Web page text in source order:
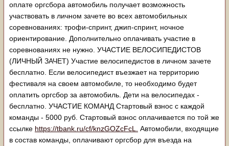
оплате оргсбора автомобиль получает возможность
участвовать в личном зачете во всех автомобильных
соревнованиях: трофи-спринт, джип-спринт, ночное
ориентирование. Дополнительно оплачивать участие в
соревнованиях не нужно. УЧАСТИЕ ВЕЛОСИПЕДИСТОВ
(ЛИЧНЫЙ ЗАЧЕТ) Участие велосипедистов в личном зачете
бесплатно. Если велосипедист въезжает на территорию
фестиваля на своем автомобиле, то необходимо будет
оплатить оргсбор за автомобиль. Дети на велосипедах -
бесплатно. УЧАСТИЕ КОМАНД Стартовый взнос с каждой
команды - 5000 руб. Стартовый взнос оплачивается по той же
ссылке https://tbank.ru/cf/knzGOZcFcL.
Автомобили, входящие
в состав команды, оплачивают оргсбор для въезда на